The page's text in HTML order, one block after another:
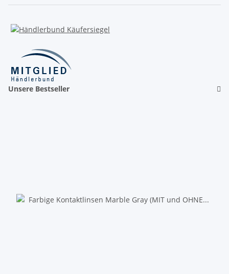
Unsere Bestseller